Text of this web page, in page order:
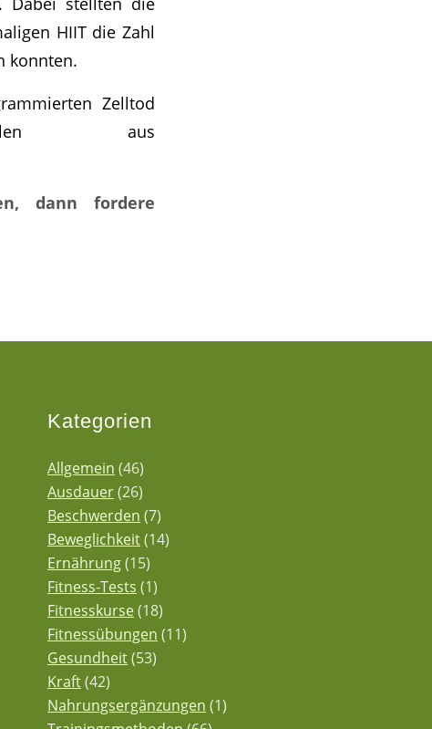
HIIT die Zahl
konnten.
Zelltod
aus
dann fordere
Kategorien
Allgemein (46)
Ausdauer(26)
Beschwerden (7)
Beweglichkeit(14)
Ernährung(15)
Fitness-Tests (1)
Fitnesskurse(18)
Fitnessübungen (11)
Gesundheit(53)
Kraft(42)
Nahrungsergänzungen (1)